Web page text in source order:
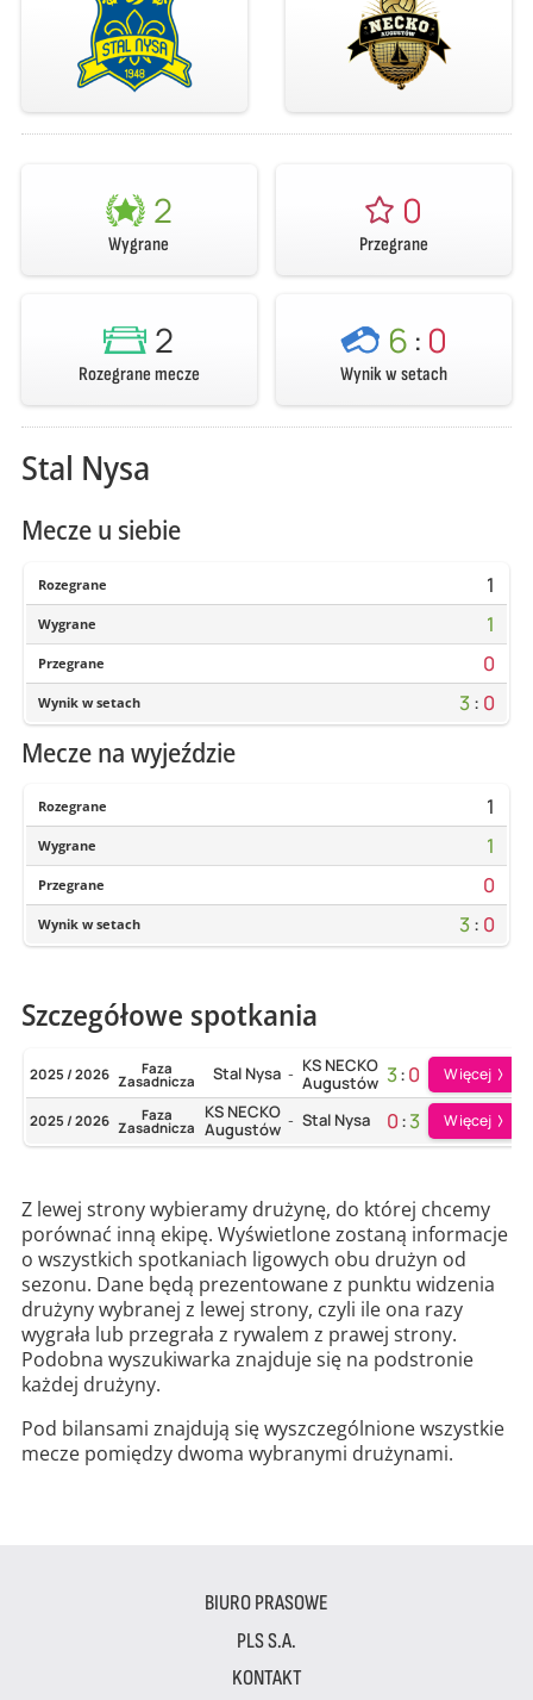
2
Wygrane
0
Przegrane
2
Rozegrane mecze
6 : 0
Wynik w setach
Stal Nysa
Mecze u siebie
Rozegrane 1
Wygrane 1
Przegrane 0
Wynik w setach 3: 0
Mecze na wyjeździe
Rozegrane 1
Wygrane 1
Przegrane 0
Wynik w setach 3: 0
Szczegółowe spotkania
2025 / 2026 Faza
Zasadnicza Stal Nysa - KS NECKO
Augustów 3:0 Więcej
2025 / 2026 Faza
Zasadnicza
KS NECKO
Augustów - Stal Nysa 0:3 Więcej
Z lewej strony wybieramy drużynę, do której chcemy
porównać inną ekipę. Wyświetlone zostaną informacje
o wszystkich spotkaniach ligowych obu drużyn od
sezonu. Dane będą prezentowane z punktu widzenia
drużyny wybranej z lewej strony, czyli ile ona razy
wygrała lub przegrała z rywalem z prawej strony.
Podobna wyszukiwarka znajduje się na podstronie
każdej drużyny.
Pod bilansami znajdują się wyszczególnione wszystkie
mecze pomiędzy dwoma wybranymi drużynami.
BIURO PRASOWE
PLS S.A.
KONTAKT